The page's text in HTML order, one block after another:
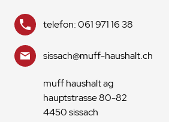
telefon: 061 971 16 38
sissach@muff-haushalt.ch
muff haushalt ag
hauptstrasse 80-82
4450 sissach